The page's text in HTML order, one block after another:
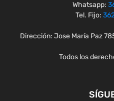
Whatsapp:
Tel. Fijo:
Dirección: Jose María Paz
Todos los